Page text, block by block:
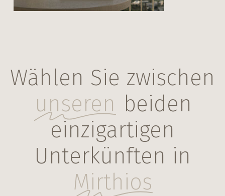
Wählen Sie zwischen
unseren beiden
einzigartigen
Unterkünften in
Mirthios